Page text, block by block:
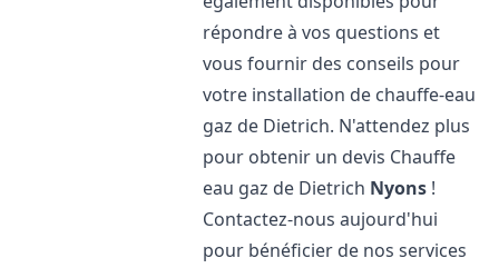
répondre à vos questions et
vous fournir des conseils pour
votre installation de chauffe-eau
gaz de Dietrich. N'attendez plus
pour obtenir un devis Chauffe
eau gaz de Dietrich Nyons !
Contactez-nous aujourd'hui
pour bénéficier de nos services